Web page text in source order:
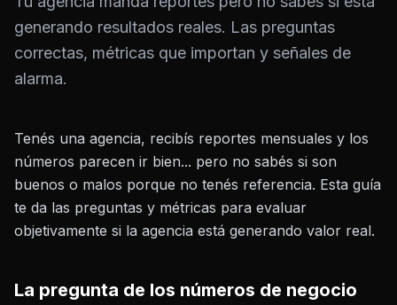
generando resultados reales. Las preguntas
correctas, métricas que importan y señales de
alarma.
Tenés una agencia, recibís reportes mensuales y los
números parecen ir bien... pero no sabés si son
buenos o malos porque no tenés referencia. Esta guía
te da las preguntas y métricas para evaluar
objetivamente si la agencia está generando valor real.
La pregunta de los números de negocio